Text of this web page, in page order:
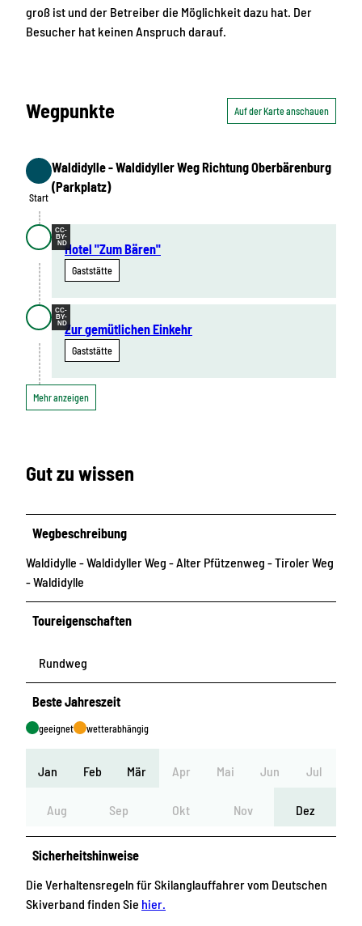
groß ist und der Betreiber die Möglichkeit dazu hat. Der
Besucher hat keinen Anspruch darauf.
Wegpunkte Auf der Karte anschauen
Start
Start
Waldidylle - Waldidyller Weg Richtung Oberbärenburg
(Parkplatz)
CC-
BY-
NDHotel "Zum Bären"
Gaststätte
CC-
BY-
NDZur gemütlichen Einkehr
Gaststätte
Mehr anzeigen
Gut zu wissen
Wegbeschreibung
Waldidylle - Waldidyller Weg - Alter Pfützenweg - Tiroler Weg
- Waldidylle
Toureigenschaften
Rundweg
Beste Jahreszeit
geeignet wetterabhängig
Jan Feb Mär Apr Mai Jun Jul
Aug Sep Okt Nov Dez
Sicherheitshinweise
Die Verhaltensregeln für Skilanglauffahrer vom Deutschen
Skiverband finden Sie hier.